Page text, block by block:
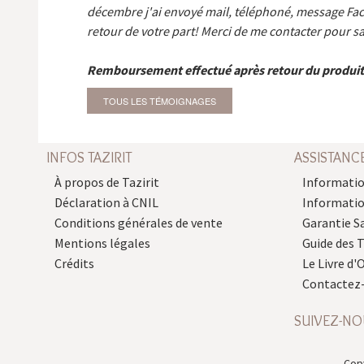
décembre j'ai envoyé mail, téléphoné, message
retour de votre part! Merci de me contacter pour
Remboursement effectué après retour du produit
TOUS LES TÉMOIGNAGES
INFOS TAZIRIT
À propos de Tazirit
Déclaration à CNIL
Conditions générales de vente
Mentions légales
Crédits
Garantie
Guide des
Le Livre
SUIVEZ-